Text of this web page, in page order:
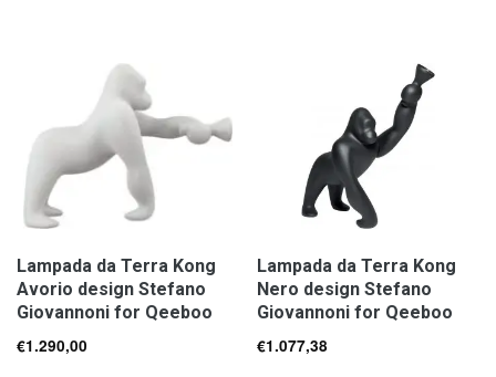
Lampada da Terra Kong
Avorio design Stefano
Giovannoni for Qeeboo
€1.290,00
Lampada da Terra Kong
Nero design Stefano
Giovannoni for Qeeboo
€1.077,38